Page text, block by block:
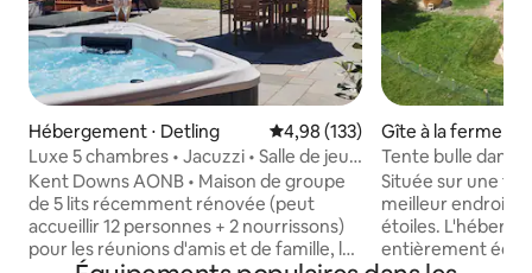
Hébergement ⋅ Detling Évaluation moyenne sur la
4,98 (133)
Luxe 5 chambres • Jacuzzi • Salle de jeux
• 12 personnes
Kent Downs AONB • Maison de groupe
de 5 lits récemment rénovée (peut
accueillir 12 personnes + 2 nourrissons)
pour les réunions d'amis et de famille, les
Gîte à la ferme ⋅
Tente bulle dans
Située sur une
meilleur endroit
étoiles.
entièrement